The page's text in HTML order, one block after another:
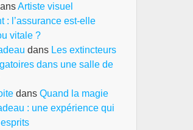
Artiste visuel
: l’assurance est-elle
vitale ?
dans Les extincteurs
dans une salle de
dans Quand la magie
: une expérience qui